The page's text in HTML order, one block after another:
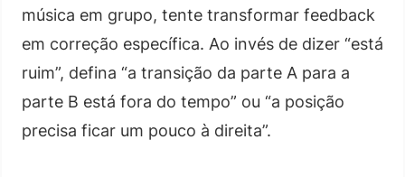
música em grupo, tente transformar feedback
em correção específica. Ao invés de dizer “está
ruim”, defina “a transição da parte A para a
parte B está fora do tempo” ou “a posição
precisa ficar um pouco à direita”.